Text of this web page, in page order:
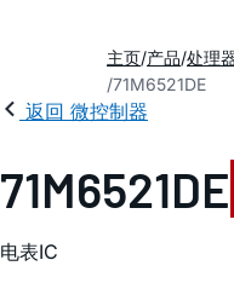
主页 产品 处理
71M6521DE
返回 微控制器
71M6521DE
电表IC